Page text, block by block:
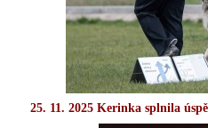
25. 11. 2025 Kerinka splnila